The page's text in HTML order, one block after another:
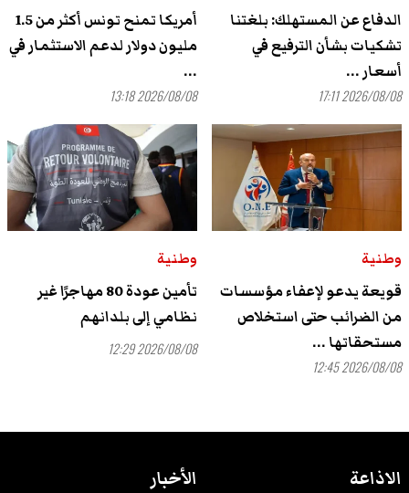
الدفاع عن المستهلك: بلغتنا
تشكيات بشأن الترفيع في
أسعار ...
2026/08/08 17:11
أمريكا تمنح تونس أكثر من 1.5
مليون دولار لدعم الاستثمار في
...
2026/08/08 13:18
وطنية
قويعة يدعو لإعفاء مؤسسات
من الضرائب حتى استخلاص
مستحقاتها ...
2026/08/08 12:45
وطنية
تأمين عودة 80 مهاجرًا غير
نظامي إلى بلدانهم
2026/08/08 12:29
الاذاعة الأخبار